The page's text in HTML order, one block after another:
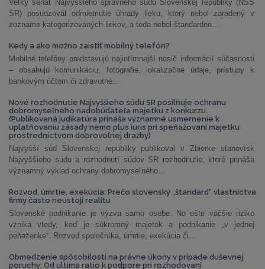
Veľký senát Najvyššieho správneho súdu Slovenskej republiky (NSS
SR) posudzoval odmietnutie úhrady lieku, ktorý nebol zaradený v
zozname kategorizovaných liekov, a teda nebol štandardne...
Kedy a ako možno zaistiť mobilný telefón?
Mobilné telefóny predstavujú najintímnejší nosič informácií súčasnosti
– obsahujú komunikáciu, fotografie, lokalizačné údaje, prístupy k
bankovým účtom či zdravotné...
Nové rozhodnutie Najvyššieho súdu SR posilňuje ochranu
dobromyseľného nadobúdateľa majetku z konkurzu.
(Publikovaná judikatúra prináša významné usmernenie k
uplatňovaniu zásady nemo plus iuris pri speňažovaní majetku
prostredníctvom dobrovoľnej dražby)
Najvyšší súd Slovenskej republiky publikoval v Zbierke stanovísk
Najvyššieho súdu a rozhodnutí súdov SR rozhodnutie, ktoré prináša
významný výklad ochrany dobromyseľného...
Rozvod, úmrtie, exekúcia: Prečo slovenský „štandard“ vlastníctva
firmy často neustojí realitu
Slovenské podnikanie je výzva samo osebe. No ešte väčšie riziko
vzniká vtedy, keď je súkromný majetok a podnikanie „v jednej
peňaženke“. Rozvod spoločníka, úmrtie, exekúcia či...
Obmedzenie spôsobilosti na právne úkony v prípade duševnej
poruchy: Od ultima ratio k podpore pri rozhodovaní